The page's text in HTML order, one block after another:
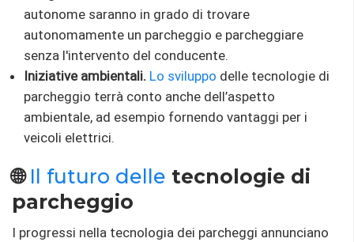
autonome saranno in grado di trovare
autonomamente un parcheggio e parcheggiare
senza l'intervento del conducente.
Iniziative ambientali. Lo sviluppo delle tecnologie di
parcheggio terrà conto anche dell’aspetto
ambientale, ad esempio fornendo vantaggi per i
veicoli elettrici.
🌐 Il futuro delle tecnologie di
parcheggio
I progressi nella tecnologia dei parcheggi annunciano